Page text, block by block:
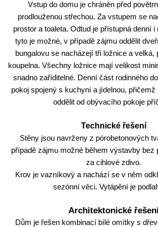
Vstup do domu je chráněn před
prodlouženou střechou. Za vstupem se
prostor a toaleta. Odtud je přístupná denní
tyto je možné, v případě zájmu oddělit
bungalovu se nacházejí tři ložnice a velká,
koupelna. Všechny ložnice mají velikost
snadno zaříditelné. Denní část rodinného
pokoj spojený s kuchyní a jídelnou,
oddělit od obývacího pokoje
Technické řešení
Stěny jsou navrženy z pórobetonových
případě zájmu možné během výstavby bez
za cihlové zdivo.
Krov je vazníkový a nachází se v něm
sezónní věci. Vytápění je
Architektonické
Dům je řešen kombinací bílé omítky s